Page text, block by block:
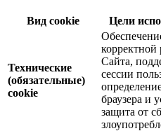
Вид cookie Цели
Технические
(обязательные)
cookie
корректной
Сайта,
сессии
браузера и
защита от